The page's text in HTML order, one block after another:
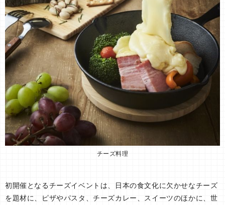
チーズ料理
初開催となるチーズイベントは、日本の食文化に欠かせなチーズ
を題材に、ピザやパスタ、チーズカレー、スイーツのほかに、世